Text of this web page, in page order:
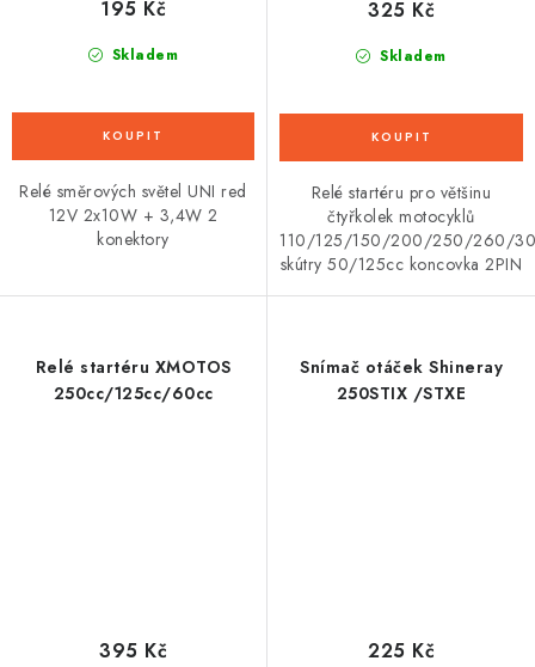
Skladem
195 Kč
Relé směrových světel UNI red
12V 2x10W + 3,4W 2
konektory
Skladem
325 Kč
Relé startéru pro většinu
čtyřkolek motocyklů
110/125/150/200/250/260/
skútry 50/125cc koncovka 2PIN
Relé startéru XMOTOS
250cc/125cc/60cc
395 Kč
Snímač otáček Shineray
250STIX /STXE
225 Kč